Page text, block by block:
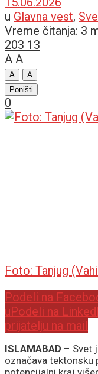
u Glavna vest,
Vreme čitanja: 3
203 13
A A
A
A
Poništi
0
Foto: Tanjug
Podeli na
uPodeli na
prijatelju na mail
ISLAMABAD – Svet
označava tektonsku